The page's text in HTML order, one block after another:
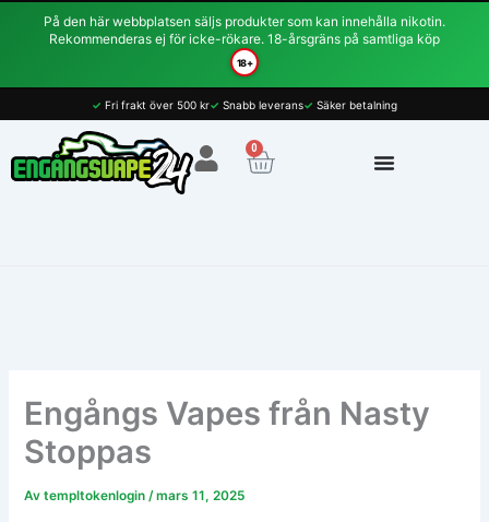
På den här webbplatsen säljs produkter som kan innehålla nikotin.
Rekommenderas ej för icke-rökare. 18-årsgräns på samtliga köp
18+
Hoppa
✓ Fri frakt över 500 kr✓ Snabb leverans✓ Säker betalning
0
Varukorg
Engångs Vapes från Nasty
Stoppas
Avtempltokenlogin/mars 11, 2025